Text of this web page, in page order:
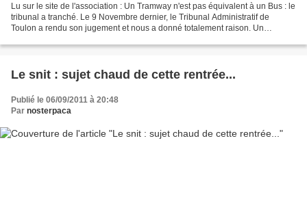
Lu sur le site de l'association : Un Tramway n'est pas équivalent à un Bus : le
tribunal a tranché. Le 9 Novembre dernier, le Tribunal Administratif de
Toulon a rendu son jugement et nous a donné totalement raison. Un
Le snit : sujet chaud de cette rentrée...
Publié le 06/09/2011 à 20:48
Par nosterpaca